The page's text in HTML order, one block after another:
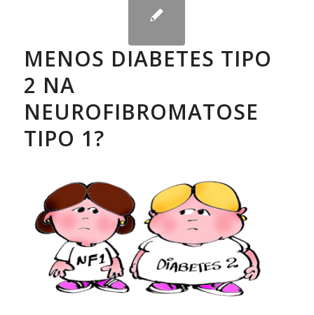
MENOS DIABETES TIPO
2 NA
NEUROFIBROMATOSE
TIPO 1?